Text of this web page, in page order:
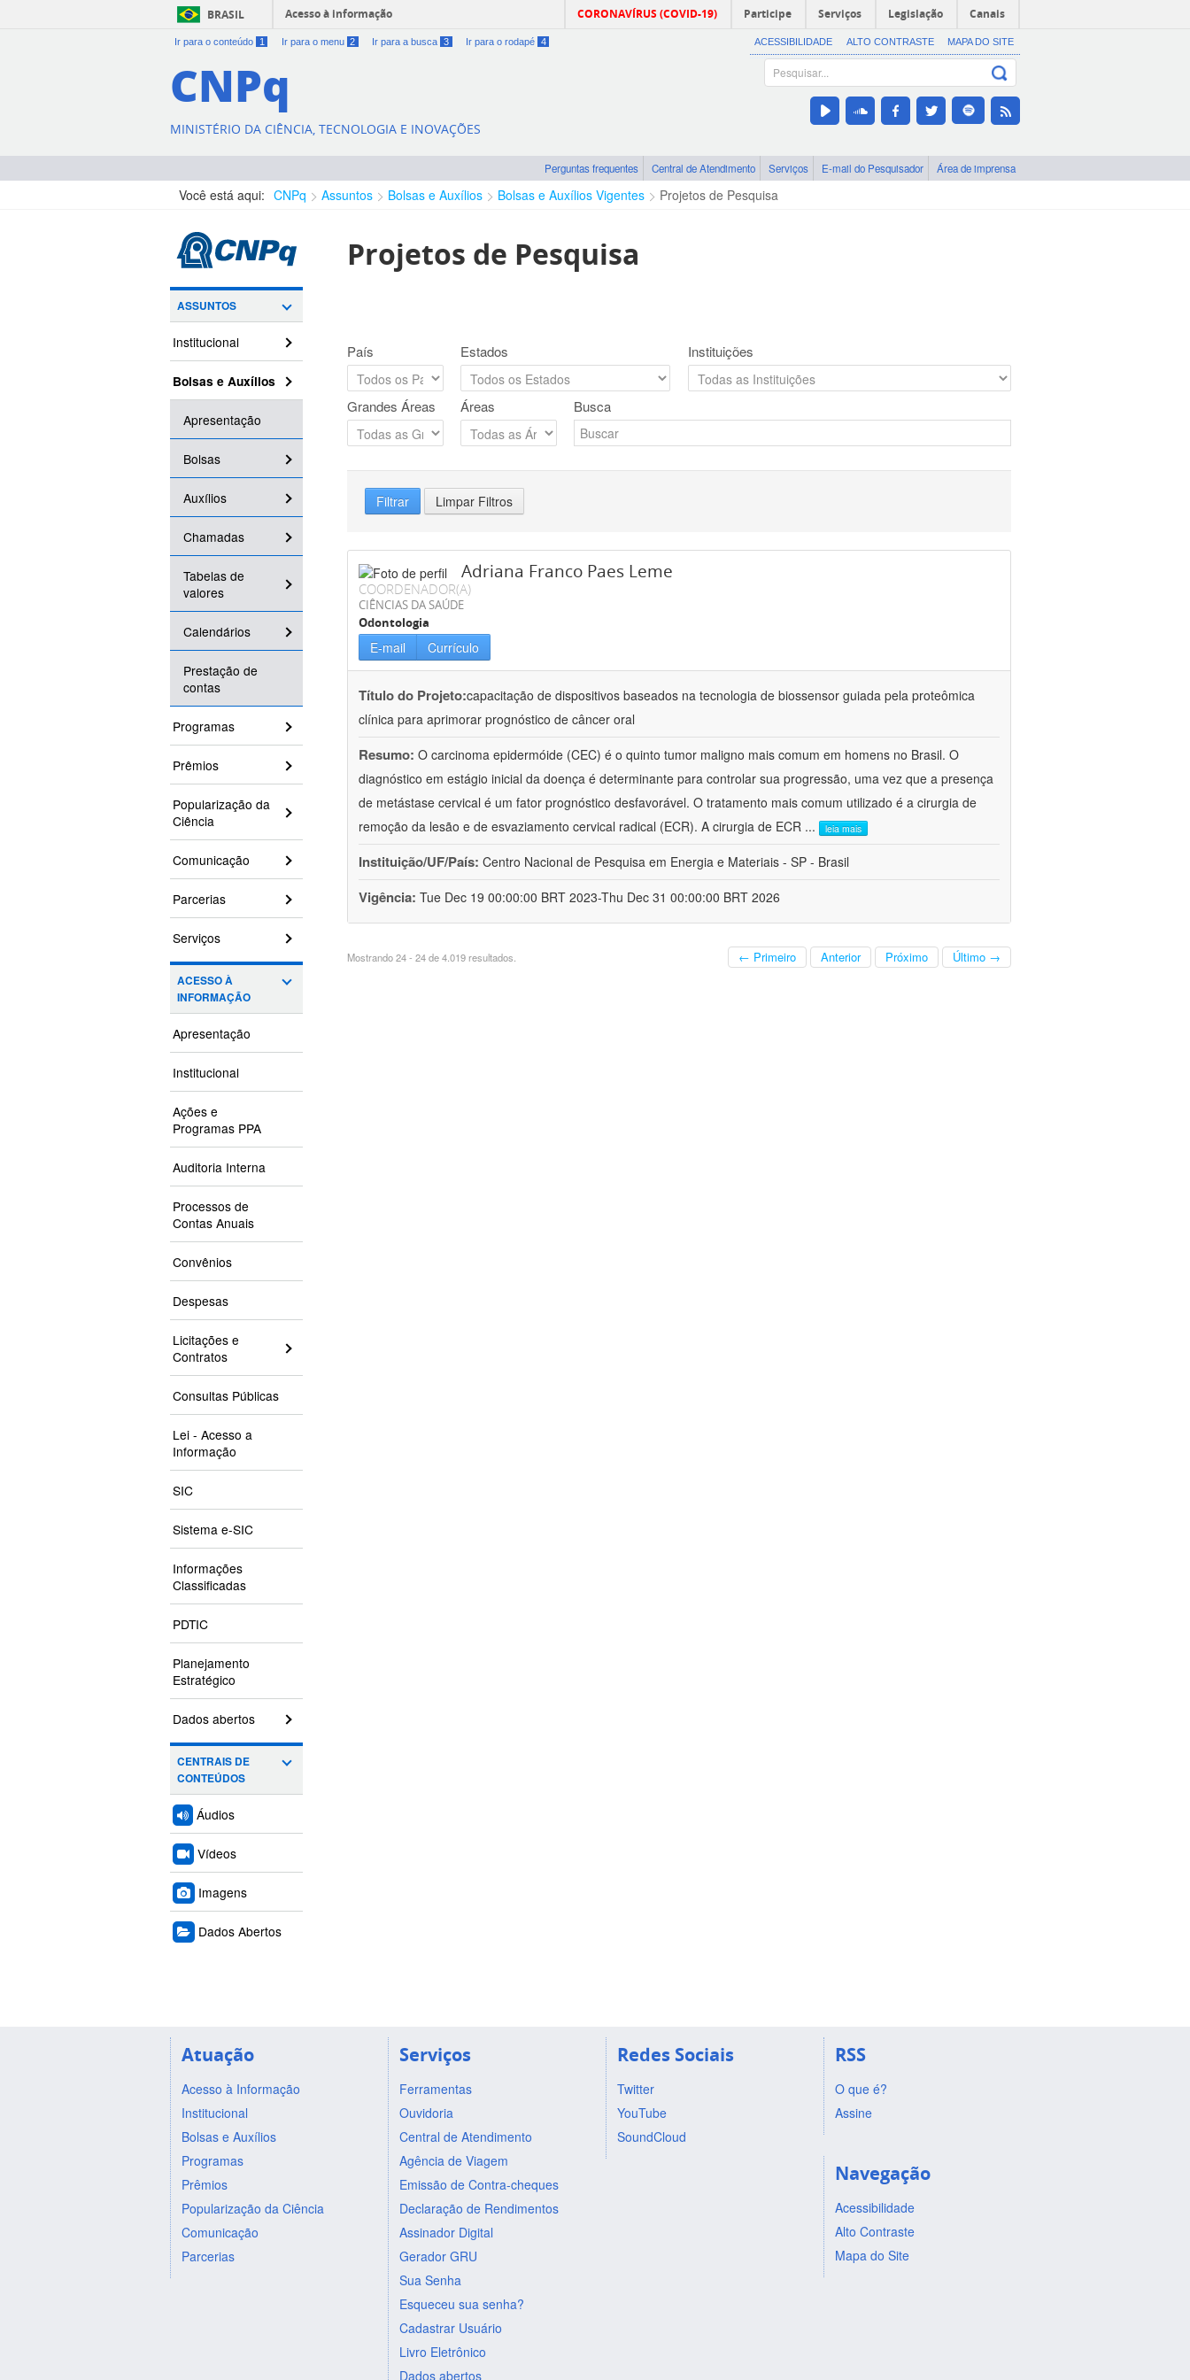
BRASIL Acesso à informação CORONAVÍRUS (COVID-19) Participe Serviços Legislação Canais
Ir para o conteúdo 1 Ir para o menu 2 Ir para a busca 3 Ir para o rodapé 4 ACESSIBILIDADE ALTO CONTRASTE MAPA DO SITE
CNPq
MINISTÉRIO DA CIÊNCIA, TECNOLOGIA E INOVAÇÕES
Perguntas frequentes Central de Atendimento Serviços E-mail do Pesquisador Área de imprensa
Você está aqui: CNPq Assuntos Bolsas e Auxílios Bolsas e Auxílios Vigentes Projetos de Pesquisa
ASSUNTOS
Institucional
Bolsas e Auxílios
Apresentação
Bolsas
Auxílios
Chamadas
Tabelas de
valores
Calendários
Prestação de
contas
Programas
Prêmios
Popularização da
Ciência
Comunicação
Parcerias
Serviços
ACESSO À
INFORMAÇÃO
Apresentação
Institucional
Ações e
Programas PPA
Auditoria Interna
Processos de
Contas Anuais
Convênios
Despesas
Licitações e
Contratos
Consultas Públicas
Lei - Acesso a
Informação
SIC
Sistema e-SIC
Informações
Classificadas
PDTIC
Planejamento
Estratégico
Dados abertos
CENTRAIS DE
CONTEÚDOS
Áudios
Vídeos
Imagens
Dados Abertos
Projetos de Pesquisa
País Estados Instituições
Grandes Áreas Áreas Busca
Filtrar Limpar Filtros
Adriana Franco Paes Leme
COORDENADOR(A)
CIÊNCIAS DA SAÚDE
Odontologia
E-mail Currículo
Título do Projeto:capacitação de dispositivos baseados na tecnologia de biossensor guiada pela proteômica
clínica para aprimorar prognóstico de câncer oral
Resumo: O carcinoma epidermóide (CEC) é o quinto tumor maligno mais comum em homens no Brasil. O
diagnóstico em estágio inicial da doença é determinante para controlar sua progressão, uma vez que a presença
de metástase cervical é um fator prognóstico desfavorável. O tratamento mais comum utilizado é a cirurgia de
remoção da lesão e de esvaziamento cervical radical (ECR). A cirurgia de ECR ... leia mais
Instituição/UF/País: Centro Nacional de Pesquisa em Energia e Materiais - SP - Brasil
Vigência: Tue Dec 19 00:00:00 BRT 2023-Thu Dec 31 00:00:00 BRT 2026
Mostrando 24 - 24 de 4.019 resultados. ← Primeiro Anterior Próximo Último →
Atuação
Acesso à Informação
Institucional
Bolsas e Auxílios
Programas
Prêmios
Popularização da Ciência
Comunicação
Parcerias
Serviços
Ferramentas
Ouvidoria
Central de Atendimento
Agência de Viagem
Emissão de Contra-cheques
Declaração de Rendimentos
Assinador Digital
Gerador GRU
Sua Senha
Esqueceu sua senha?
Cadastrar Usuário
Livro Eletrônico
Dados abertos
Redes Sociais
Twitter
YouTube
SoundCloud
RSS
O que é?
Assine
Navegação
Acessibilidade
Alto Contraste
Mapa do Site